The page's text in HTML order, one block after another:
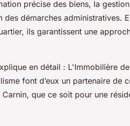
précise des biens, la
démarches administratives.
ils garantissent une
en détail : L'Immobilière
font d’eux un partenaire de
que ce soit pour une